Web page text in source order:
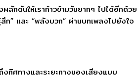
กดันให้เราก้าวข้ามวันยากๆ ไปได้อีกด้วย
” และ “พลังบวก” ผ่านบทเพลงไปยังใจ
ทิศทางและระยะทางของเสียงแบบ